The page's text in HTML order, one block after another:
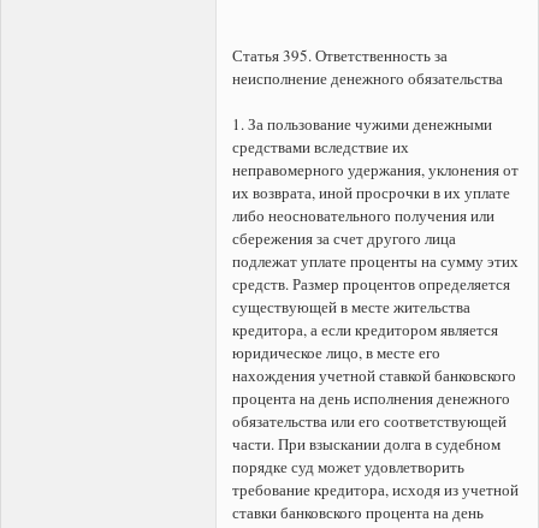
Статья 395. Ответственность за
неисполнение денежного обязательства
1. За пользование чужими денежными
средствами вследствие их
неправомерного удержания, уклонения от
их возврата, иной просрочки в их уплате
либо неосновательного получения или
сбережения за счет другого лица
подлежат уплате проценты на сумму этих
средств. Размер процентов определяется
существующей в месте жительства
кредитора, а если кредитором является
юридическое лицо, в месте его
нахождения учетной ставкой банковского
процента на день исполнения денежного
обязательства или его соответствующей
части. При взыскании долга в судебном
порядке суд может удовлетворить
требование кредитора, исходя из учетной
ставки банковского процента на день